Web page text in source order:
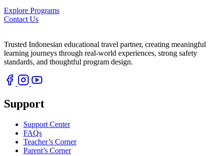
Explore Programs
Contact Us
Trusted Indonesian educational travel partner, creating meaningful
learning journeys through real-world experiences, strong safety
standards, and thoughtful program design.
Support
Support Center
FAQs
Teacher’s Corner
Parent’s Corner